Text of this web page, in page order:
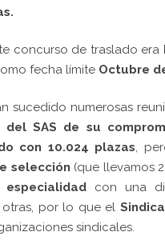
concurso de traslado era
fecha límite Octubre
sucedido numerosas
SAS de su
con 10.024 plazas ,
selección (que llevamos
con una
por lo que el
sindicales.